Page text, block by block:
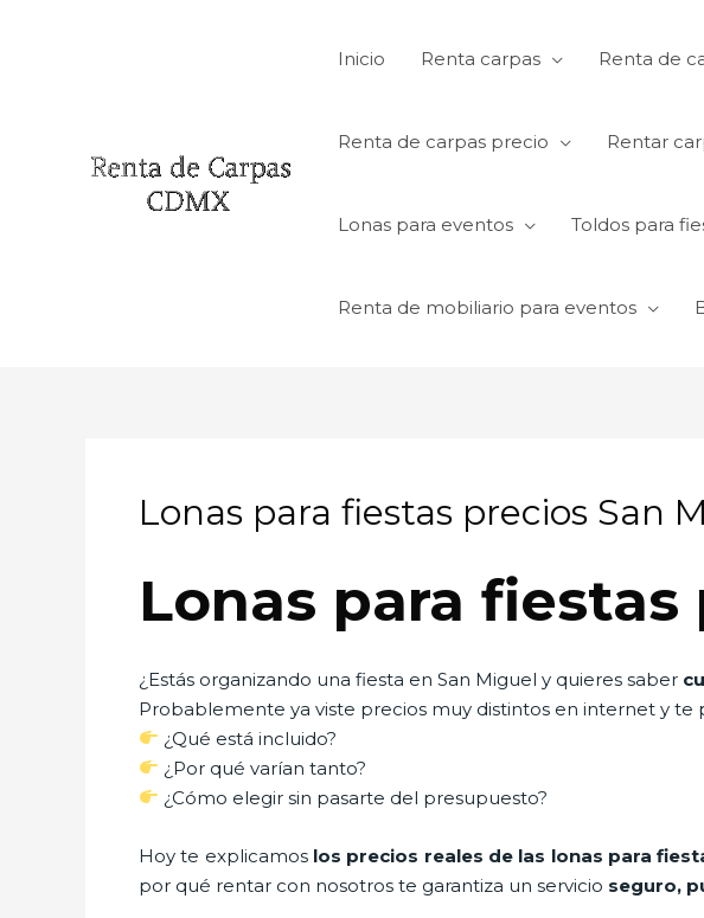
Inicio Renta carpas Renta de
Renta de carpas precio Rentar
Lonas para eventos Toldos para
Renta de mobiliario para eventos
Lonas para fiestas precios San
Lonas para
¿Estás organizando una fiesta en San Miguel y quieres saber
Probablemente ya viste precios muy distintos en internet y te
¿Qué está incluido?
¿Por qué varían tanto?
¿Cómo elegir sin pasarte del presupuesto?
Hoy te explicamos los precios reales de las lonas para
por qué rentar con nosotros te garantiza un servicio seguro,